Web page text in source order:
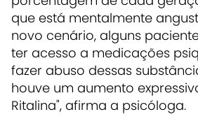
que está mentalmente
novo cenário, alguns
ter acesso a medicações
fazer abuso dessas
houve um aumento
Ritalina", afirma a psicóloga.